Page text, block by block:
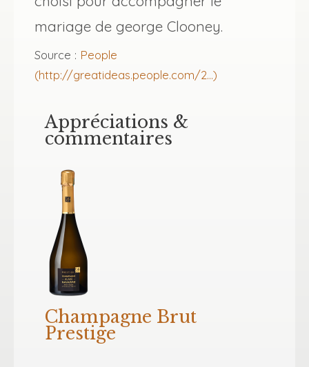
mariage de george Clooney.
Source : People
(http://greatideas.people.com/2...)
Appréciations &
commentaires
Champagne Brut
Prestige